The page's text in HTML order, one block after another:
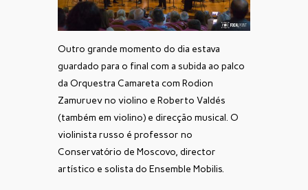
Outro grande momento do dia estava
guardado para o final com a subida ao palco
da Orquestra Camareta com Rodion
Zamuruev no violino e Roberto Valdés
(também em violino) e direcção musical. O
violinista russo é professor no
Conservatório de Moscovo, director
artístico e solista do Ensemble Mobilis.